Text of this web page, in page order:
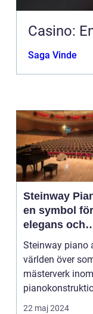
Casino:
Saga Vinde
Steinway
en symbol för
elegans och
prestation
Steinway piano
världen över
mästerverk inom
musik...
22 maj 2024